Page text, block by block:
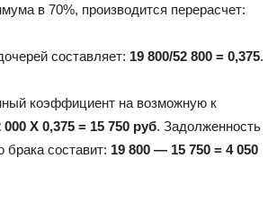
в 70%, производится перерасчет:
составляет: 19 800/52 800 = 0,375.
коэффициент на возможную к
000 Х 0,375 = 15 750 руб. Задолженность
брака составит: 19 800 — 15 750 = 4 050